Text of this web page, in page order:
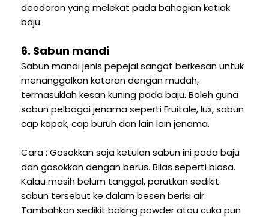
deodoran yang melekat pada bahagian ketiak
baju.
6. Sabun mandi
Sabun mandi jenis pepejal sangat berkesan untuk
menanggalkan kotoran dengan mudah,
termasuklah kesan kuning pada baju. Boleh guna
sabun pelbagai jenama seperti Fruitale, lux, sabun
cap kapak, cap buruh dan lain lain jenama.
Cara : Gosokkan saja ketulan sabun ini pada baju
dan gosokkan dengan berus. Bilas seperti biasa.
Kalau masih belum tanggal, parutkan sedikit
sabun tersebut ke dalam besen berisi air.
Tambahkan sedikit baking powder atau cuka pun